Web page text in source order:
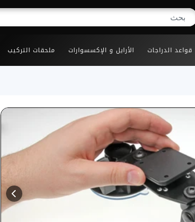
قواعد الدراجات الأرايل و الإكسسوارات ملحقات التركيب